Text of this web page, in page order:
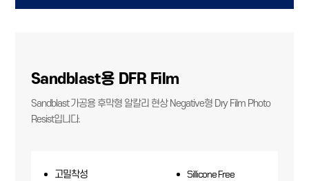
Sandblast용 DFR Film
Sandblast 가공용 후막형 알칼리 현상 Negative형 Dry Film Photo
Resist입니다.
고밀착성
Sillicone Free